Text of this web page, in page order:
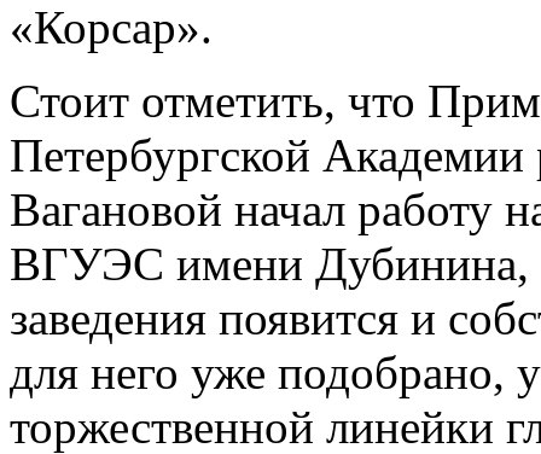
«Корсар».
Стоит отметить, что
Петербургской Академии
Вагановой начал работу
ВГУЭС имени Дубинина,
заведения появится и
для него уже подобрано,
торжественной линейки